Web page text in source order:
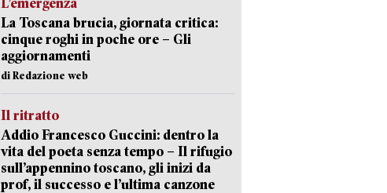
La Toscana brucia, giornata critica:
cinque roghi in poche ore – Gli
aggiornamenti
di Redazione web
Il ritratto
Addio Francesco Guccini: dentro la
vita del poeta senza tempo – Il rifugio
sull’appennino toscano, gli inizi da
prof, il successo e l’ultima canzone